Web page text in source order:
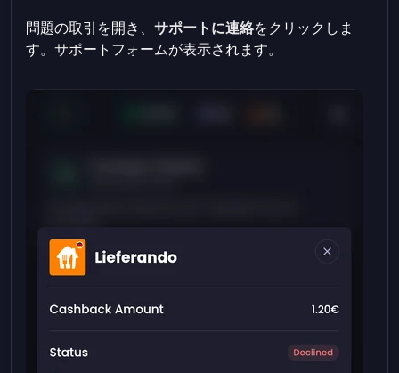
問題の取引を開き、サポートに連絡をクリックしま
す。サポートフォームが表示されます。